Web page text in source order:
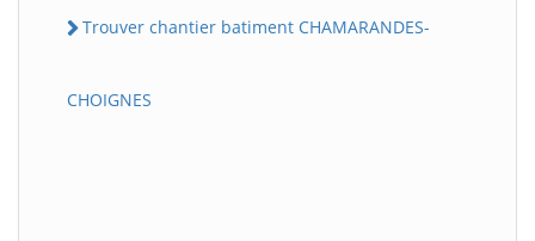
Trouver chantier batiment CHAMARANDES-
CHOIGNES